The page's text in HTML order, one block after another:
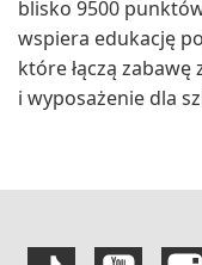
blisko 9500
wspiera edukację
które łączą
i wyposażenie dla